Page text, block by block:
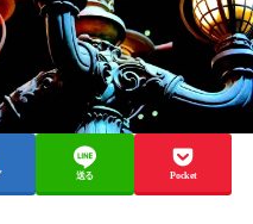
送る Pocket